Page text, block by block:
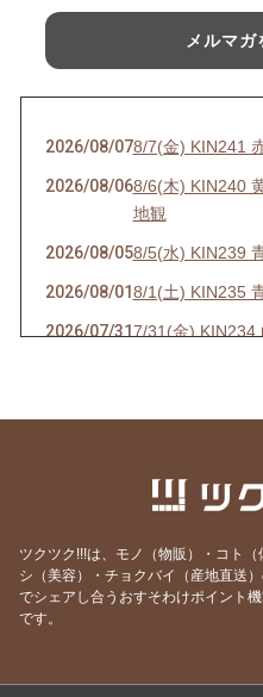
メルマガ
2026/08/078/7(金) KIN241
2026/08/068/6(木) KIN240
地観
2026/08/058/5(水) KIN239
2026/08/018/1(土) KIN235
2026/07/317/31(金) KIN234
雷屯
7/28(火) KIN231
2026/07/27 7/27(月) KIN230
2026/07/267/26(日) KIN229
2026/07/25
ツクツク!!!は、モノ（物販）・コト
シ（美容）・チョクバイ（産地直送
でシェアし合うおすそわけポイント
です。